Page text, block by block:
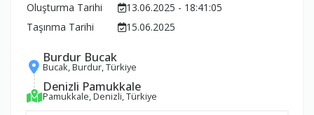
Oluşturma Tarihi
13.06.2025 - 18:41:05
Taşınma Tarihi
15.06.2025
Burdur Bucak
Bucak, Burdur, Türkiye
Denizli Pamukkale
Pamukkale, Denizli, Türkiye